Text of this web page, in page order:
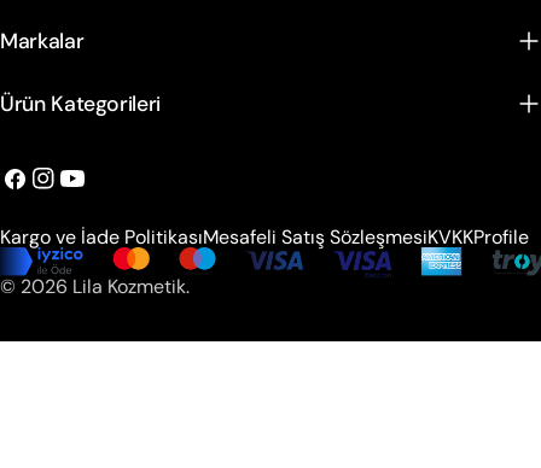
Markalar
Ürün Kategorileri
Facebook
instagram
Youtube
© 2026 Lila Kozmetik.
Kargo ve İade PolitikasıMesafeli Satış SözleşmesiKVKKProfile
Ödeme
metodları